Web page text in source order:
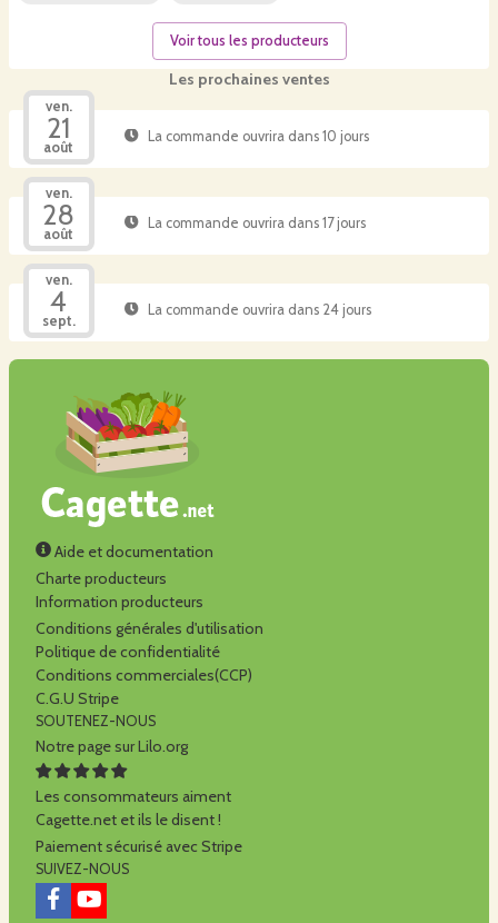
Les prochaines ventes
ven.
21
août
La commande ouvrira dans 10 jours
ven.
28
août
La commande ouvrira dans 17 jours
ven.
4
sept.
La commande ouvrira dans 24 jours
Voir tous les producteurs
Aide et documentation
Charte producteurs
Information producteurs
Conditions générales d'utilisation
Politique de confidentialité
Conditions commerciales(CCP)
C.G.U Stripe
SOUTENEZ-NOUS
Notre page sur Lilo.org
Les consommateurs aiment
Cagette.net et ils le disent !
Paiement sécurisé avec Stripe
SUIVEZ-NOUS